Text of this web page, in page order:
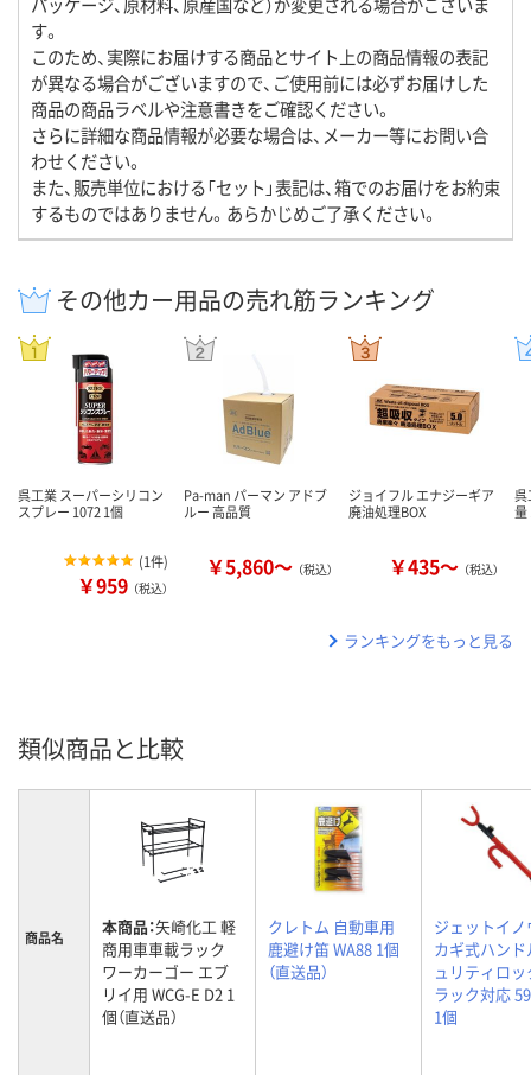
す。
このため、実際にお届けする商品とサイト上の商品情報の表記
が異なる場合がございますので、ご使用前には必ずお届けした
商品の商品ラベルや注意書きをご確認ください。
さらに詳細な商品情報が必要な場合は、メーカー等にお問い合
わせください。
また、販売単位における「セット」表記は、箱でのお届けをお約束
するものではありません。あらかじめご了承ください。
その他カー用品の売れ筋ランキング
呉工業 スーパーシリコン
スプレー 1072 1個
(1件)
￥959 （税込）
Pa-man パーマン アドブ
ルー 高品質
￥5,860～ （税込）
ジョイフル エナジーギア
廃油処理BOX
￥435～ （税込）
呉
量
ランキングをもっと見る
類似商品と比較
商品名 本商品：矢崎化工 軽
商用車車載ラック
ワーカーゴー エブ
リイ用 WCG-E D2 1
個（直送品）
クレトム 自動車用
鹿避け笛 WA88 1個
（直送品）
ジェットイノ
カギ式ハン
ュリティロッ
ラック対応
1個